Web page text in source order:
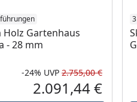
Preis
Holz Gartenhaus
- 28 mm
Rabatt
-24% UVP 2.755,00 €
2.091,44 €